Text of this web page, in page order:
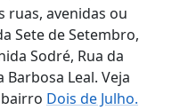
ruas, avenidas ou
Sete de Setembro,
Sodré, Rua da
Barbosa Leal. Veja
bairro Dois de Julho.